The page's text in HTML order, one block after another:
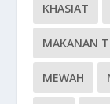
KHASIAT
MAKANAN
MEWAH